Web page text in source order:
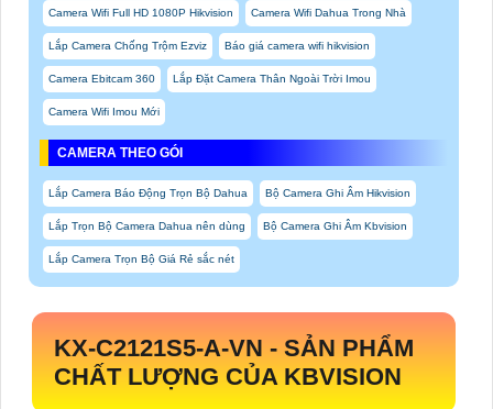
Camera Wifi Full HD 1080P Hikvision Camera Wifi Dahua Trong Nhà
Lắp Camera Chống Trộm Ezviz Báo giá camera wifi hikvision
Camera Ebitcam 360 Lắp Đặt Camera Thân Ngoài Trời Imou
Camera Wifi Imou Mới
CAMERA THEO GÓI
Lắp Camera Báo Động Trọn Bộ Dahua Bộ Camera Ghi Âm Hikvision
Lắp Trọn Bộ Camera Dahua nên dùng Bộ Camera Ghi Âm Kbvision
Lắp Camera Trọn Bộ Giá Rẻ sắc nét
KX-C2121S5-A-VN - SẢN PHẨM
CHẤT LƯỢNG CỦA KBVISION